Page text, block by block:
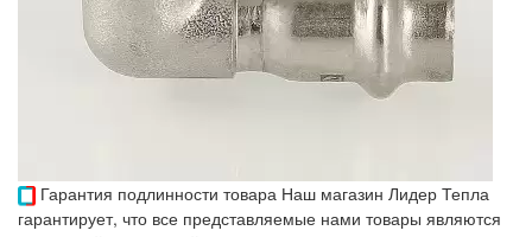
Гарантия подлинности товара Наш магазин Лидер Тепла
гарантирует, что все представляемые нами товары являются